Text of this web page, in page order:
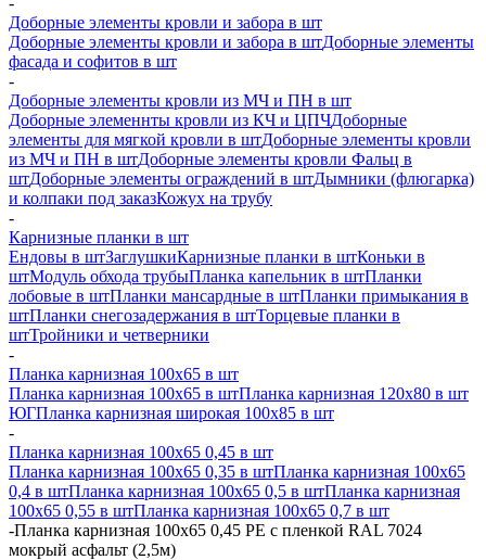
Доборные элементы кровли и забора в шт
Доборные элементы кровли и забора в штДоборные элементы
фасада и софитов в шт
-
Доборные элементы кровли из МЧ и ПН в шт
Доборные элеменнты кровли из КЧ и ЦПЧДоборные
элементы для мягкой кровли в штДоборные элементы кровли
из МЧ и ПН в штДоборные элементы кровли Фальц в
штДоборные элементы ограждений в штДымники (флюгарка)
и колпаки под заказКожух на трубу
-
Карнизные планки в шт
Ендовы в штЗаглушкиКарнизные планки в штКоньки в
штМодуль обхода трубыПланка капельник в штПланки
лобовые в штПланки мансардные в штПланки примыкания в
штПланки снегозадержания в штТорцевые планки в
штТройники и четверники
-
Планка карнизная 100х65 в шт
Планка карнизная 100х65 в штПланка карнизная 120х80 в шт
ЮГПланка карнизная широкая 100х85 в шт
-
Планка карнизная 100х65 0,45 в шт
Планка карнизная 100х65 0,35 в штПланка карнизная 100х65
0,4 в штПланка карнизная 100х65 0,5 в штПланка карнизная
100х65 0,55 в штПланка карнизная 100х65 0,7 в шт
-Планка карнизная 100х65 0,45 PE с пленкой RAL 7024
мокрый асфальт (2,5м)